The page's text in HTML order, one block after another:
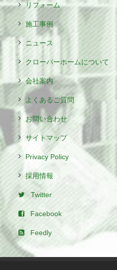
リフォーム
施工事例
ニュース
クローバーホームについて
会社案内
よくあるご質問
お問い合わせ
サイトマップ
Privacy Policy
採用情報
Twitter
Facebook
Feedly